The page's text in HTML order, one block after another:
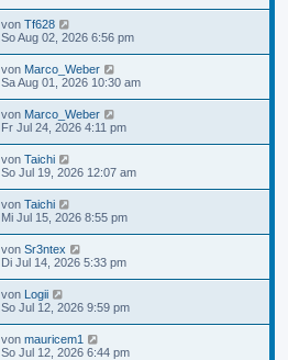
von Tf628
So Aug 02, 2026 6:56 pm
von Marco_Weber
Sa Aug 01, 2026 10:30 am
von Marco_Weber
Fr Jul 24, 2026 4:11 pm
von Taichi
So Jul 19, 2026 12:07 am
von Taichi
Mi Jul 15, 2026 8:55 pm
von Sr3ntex
Di Jul 14, 2026 5:33 pm
von Logii
So Jul 12, 2026 9:59 pm
von mauricem1
So Jul 12, 2026 6:44 pm